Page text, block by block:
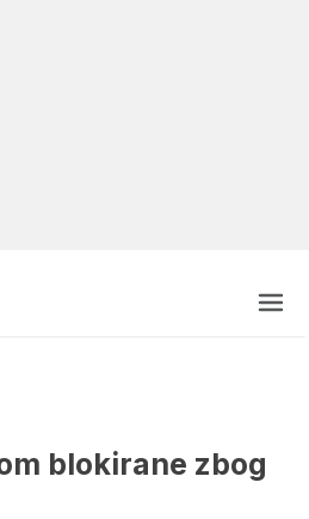
blokirane zbog